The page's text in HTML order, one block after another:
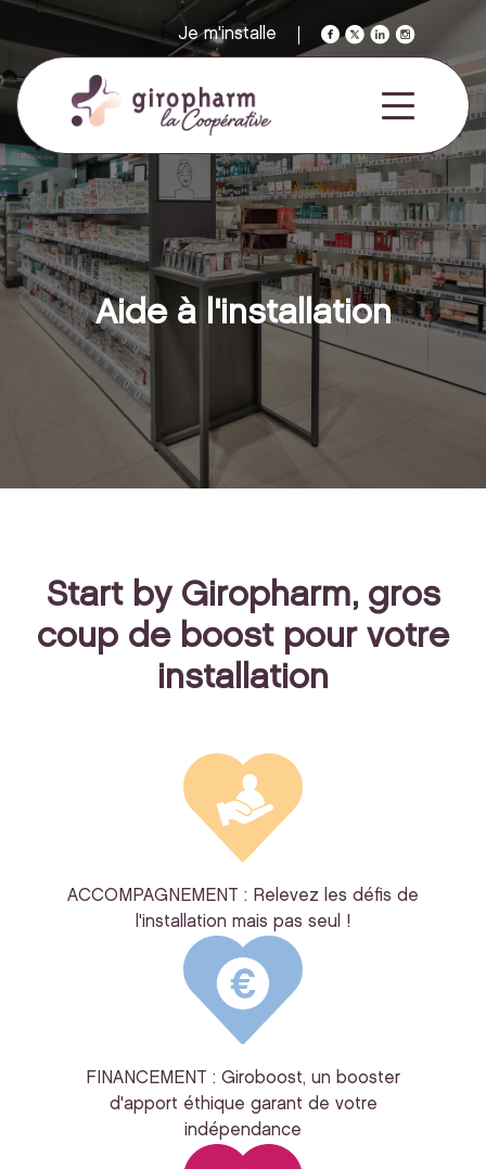
Je m'installe
Aide à l'installation
Start by Giropharm, gros
coup de boost pour votre
installation
ACCOMPAGNEMENT : Relevez les défis de
l'installation mais pas seul !
FINANCEMENT : Giroboost, un booster
d'apport éthique garant de votre
indépendance